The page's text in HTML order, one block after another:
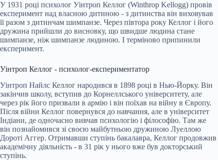
У 1931 році психолог Уінтроп Келлог (Winthrop Kellogg) провів
експеримент над власною дитиною - з дитинства він виховував
її разом з дитинчам шимпанзе. Через півтора року Келлог і його
дружина прийшли до висновку, що швидше людина стане
шимпанзе, ніж шимпанзе людиною. І терміново припинили
експеримент.
Уінтроп Келлог - психолог-експериментатор
Уінтроп Найлс Келлог народився в 1898 році в Нью-Йорку. Він
закінчив школу, вступив до Корнеллського університету, але
через рік його призвали в армію і він поїхав на війну в Європу.
Після війни Келлог повернувся до навчання, але в університет
Індіани, де одночасно вивчав психологію і філософію. Там же
він познайомився зі своєю майбутньою дружиною Луеллою
Дороті Аггер. Отримавши ступінь бакалавра, Келлог продовжив
академічну діяльність - в 31 рік у нього вже був докторський
ступінь.